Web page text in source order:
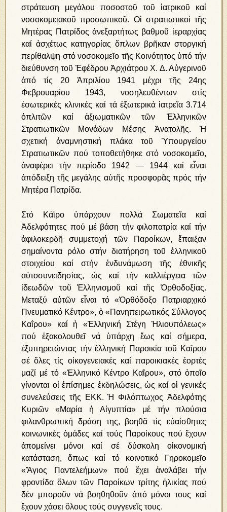
στράτευση μεγάλου ποσοστοῦ τοῦ ἰατρικοῦ καί
νοσοκομειακοῦ προσωπικοῦ. Οἱ στρατιωτικοί τῆς
Μητέρας Πατρίδος ἀνεξαρτήτως βαθμοῦ ἱεραρχίας
καί ἀσχέτως κατηγορίας ὅπλων βρῆκαν στοργική
περίθαλψη στό νοσοκομεῖο τῆς Κοινότητος ὑπό τήν
διεύθυνση τοῦ Ἐφέδρου Ἀρχιάτρου Χ. Δ. Αὐγερινοῦ
ἀπό τίς 20 Ἀπριλίου 1941 μέχρι τῆς 24ης
Φεβρουαρίου 1943, νοσηλευθέντων στίς
ἐσωτερικές κλινικές καί τά ἐξωτερικά ἰατρεῖα 3.714
ὁπλιτῶν καί ἀξιωματικῶν τῶν Ἑλληνικῶν
Στρατιωτικῶν Μονάδων Μέσης Ἀνατολῆς. Ἡ
σχετική ἀναμνηστική πλάκα τοῦ Ὑπουργείου
Στρατιωτικῶν πού τοποθετήθηκε στό νοσοκομεῖο,
ἀναφέρει τήν περίοδο 1942 ― 1944 καί εἶναι
ἀπόδειξη τῆς μεγάλης αὐτῆς προσφορᾶς πρός τήν
Μητέρα Πατρίδα.
Στό Κάϊρο ὑπάρχουν πολλά Σωματεῖα καί
Ἀδελφότητες πού μέ βάση τήν φιλοπατρία καί τήν
ἀφιλοκερδῆ συμμετοχή τῶν Παροίκων, ἔπαιξαν
σημαίνοντα ρόλο στήν διατήρηση τοῦ ἑλληνικοῦ
στοιχείου καί στήν ἐνδυνάμωση τῆς ἐθνικῆς
αὐτοσυνειδησίας, ὡς καί τήν καλλιέργεια τῶν
ἰδεωδῶν τοῦ Ἑλληνισμοῦ καί τῆς Ὀρθοδοξίας.
Μεταξύ αὐτῶν εἶναι τό «Ὀρθόδοξο Πατριαρχικό
Πνευματικό Κέντρο», ὁ «Πανηπειρωτικός Σύλλογος
Καΐρου» καί ἡ «Ἑλληνική Στέγη Ἡλιουπόλεως»
πού ἐξακολουθεῖ νά ὑπάρχη ἕως καί σήμερα,
ἐξυπηρετώντας τήν ἑλληνική Παροικία τοῦ Καΐρου
σέ ὅλες τίς οἰκογενειακές καί παροικιακές ἑορτές
μαζί μέ τό «Ἑλληνικό Κέντρο Καΐρου», στό ὁποῖο
γίνονται οἱ ἐπίσημες ἐκδηλώσεις, ὡς καί οἱ γενικές
συνελεύσεις τῆς ΕΚΚ. Ἡ Φιλόπτωχος Ἀδελφότης
Κυριῶν «Μαρία ἡ Αἰγυπτία» μέ τήν πλούσια
φιλανθρωπική δράση της, βοηθᾶ τίς εὐαίσθητες
κοινωνικές ὁμάδες καί τούς Παροίκους πού ἔχουν
ἀπομείνει μόνοι καί σέ δύσκολη οἰκονομική
κατάσταση, ὅπως καί τό κοινοτικό Γηροκομεῖο
«Ἅγιος Παντελεήμων» πού ἔχει ἀναλάβει τήν
φροντίδα ὅλων τῶν Παροίκων τρίτης ἡλικίας πού
δέν μποροῦν νά βοηθηθοῦν ἀπό μόνοι τους καί
ἔχουν χάσει ὅλους τούς συγγενεῖς τους.